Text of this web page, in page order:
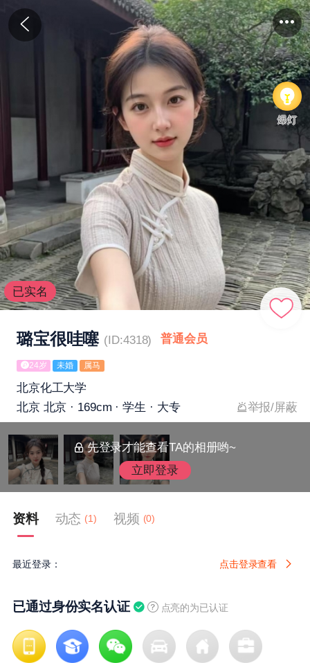
已实名
璐宝很哇噻 (ID:4318) 普通会员
24岁 未婚 属马
北京化工大学
北京 北京 · 169cm · 学生 · 大专
举报/屏蔽
先登录才能查看TA的相册哟~
立即登录
资料 动态 (1) 视频 (0)
最近登录： 点击登录查看
已通过身份实名认证 点亮的为已认证
爆灯